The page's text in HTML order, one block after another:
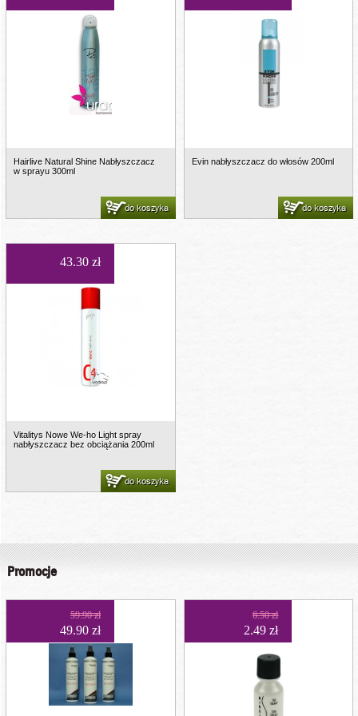
Hairlive Natural Shine Nabłyszczacz
w sprayu 300ml
do koszyka
Evin nabłyszczacz do włosów 200ml
do koszyka
43.30 zł
Vitalitys Nowe We-ho Light spray
nabłyszczacz bez obciążania 200ml
do koszyka
Promocje
59.90 zł
49.90 zł
6.50 zł
2.49 zł